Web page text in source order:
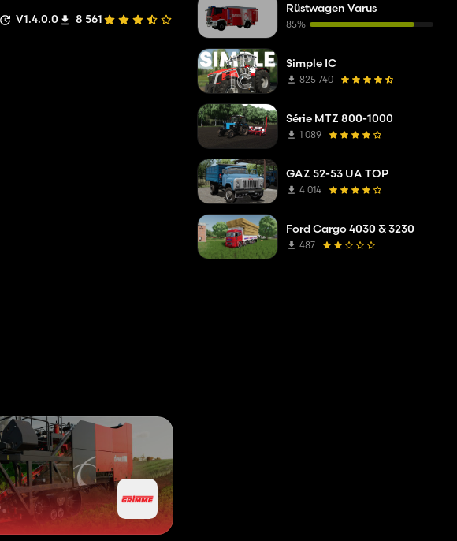
V1.4.0.0 8 561
Rüstwagen Varus
85%
Simple IC
825 740
Série MTZ 800-1000
1 089
GAZ 52-53 UA TOP
4 014
Ford Cargo 4030 & 3230
487